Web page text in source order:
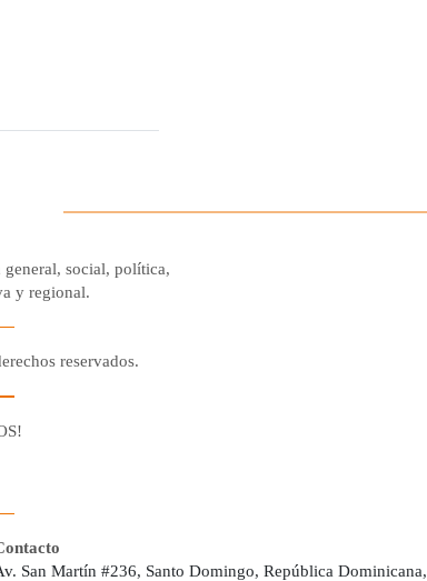
social, política,
y regional.
reservados.
San Martín #236, Santo Domingo, República Dominicana,